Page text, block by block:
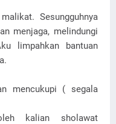
Sesungguhnya
menjaga, melindungi
limpahkan bantuan
mencukupi ( segala
kalian sholawat